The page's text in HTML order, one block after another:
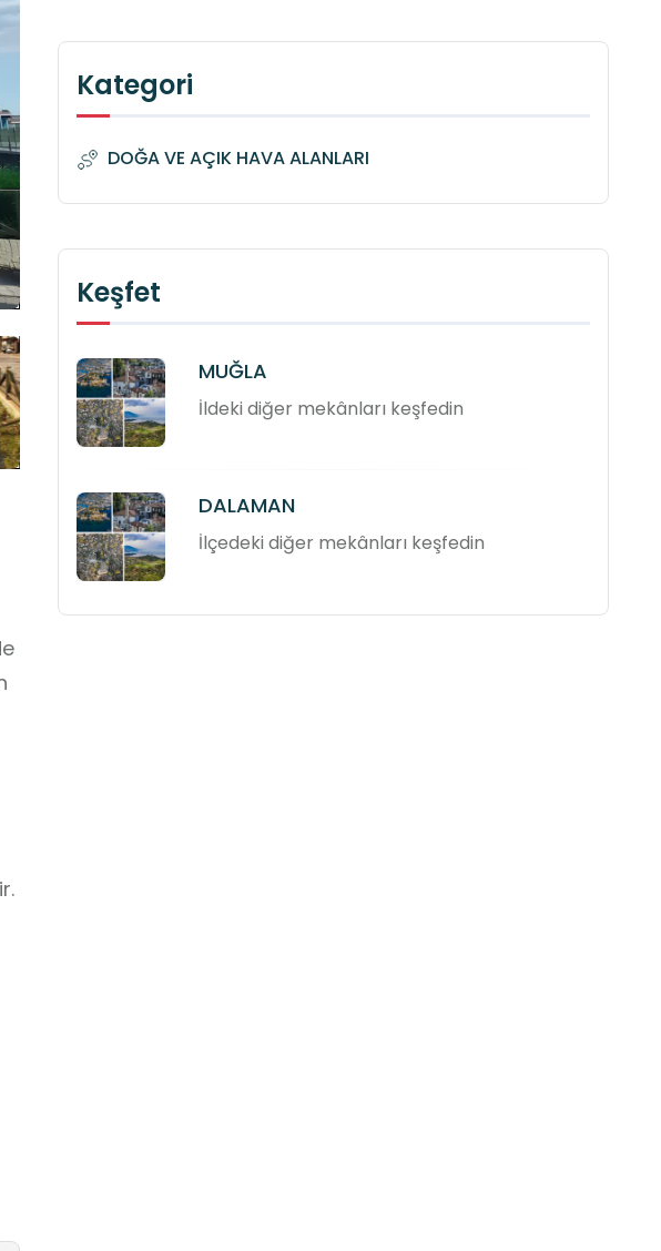
Kategori
DOĞA VE AÇIK HAVA ALANLARI
Keşfet
MUĞLA
İldeki diğer mekânları keşfedin
DALAMAN
İlçedeki diğer mekânları keşfedin